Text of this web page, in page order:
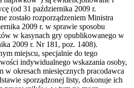
(od 31 października 2009 r.
zostało rozporządzeniem Ministra
2009 r. w sprawie sposobu
w kasynach gry opublikowanego w
2009 r. Nr 181, poz. 1408).
miejscu, specjalnie do tego
indywidualnego wskazania osoby,
w okresach miesięcznych pracodawca
sporządzonej listy, dokonuje ich